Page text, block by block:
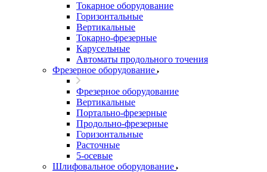
Токарное оборудование
Горизонтальные
Вертикальные
Токарно-фрезерные
Карусельные
Автоматы продольного точения
Фрезерное оборудование
Фрезерное оборудование
Вертикальные
Портально-фрезерные
Продольно-фрезерные
Горизонтальные
Расточные
5-осевые
Шлифовальное оборудование